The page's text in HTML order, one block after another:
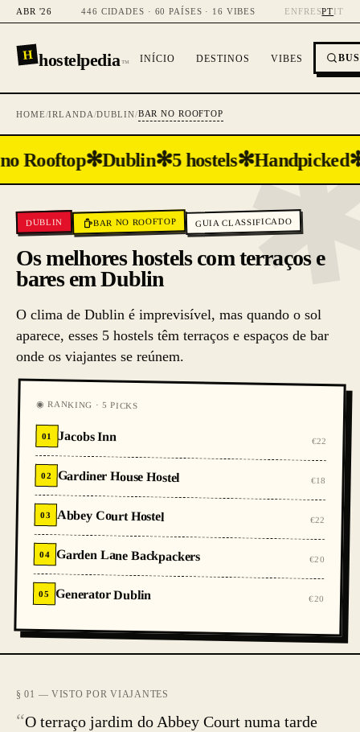
ABR '26 446 CIDADES · 60 PAÍSES · 16 VIBES EN FR ESPTIT
H hostelpedia™ INÍCIO DESTINOS VIBES
HOME/IRLANDA/DUBLIN/BAR NO ROOFTOP
Rooftop✻Dublin✻5 hostels✻Handpicked
DUBLIN BAR NO ROOFTOP GUIA CLASSIFICADO
Os melhores hostels com terraços e
bares em Dublin
O clima de Dublin é imprevisível, mas quando o sol
aparece, esses 5 hostels têm terraços e espaços de bar
onde os viajantes se reúnem.
◉ RANKING · 5 PICKS
01 Jacobs Inn €22
02 Gardiner House Hostel €18
03 Abbey Court Hostel €22
04 Garden Lane Backpackers €20
05 Generator Dublin €20
§ 01 — VISTO POR VIAJANTES
“O terraço jardim do Abbey Court numa tarde